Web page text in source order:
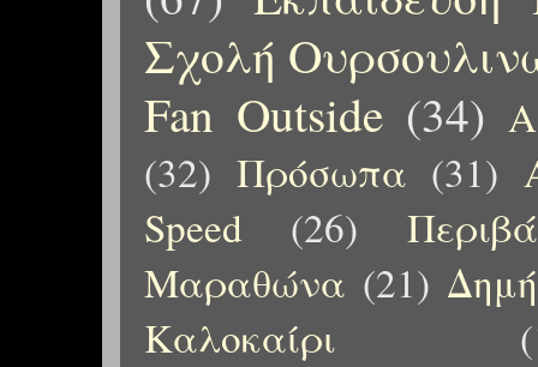
Σχολή
Fan Outside (34)
(32) Πρόσωπα (31)
Speed
(26)
Μαραθώνα (21)
Καλοκαίρι